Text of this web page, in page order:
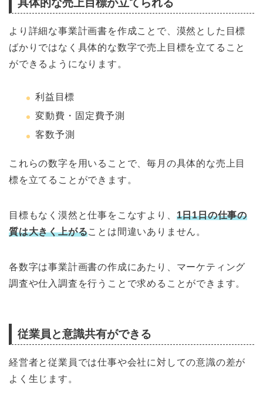
より詳細な事業計画書を作成ことで、漠然とした目標
ばかりではなく具体的な数字で売上目標を立てること
ができるようになります。
利益目標
変動費・固定費予測
客数予測
これらの数字を用いることで、毎月の具体的な売上目
標を立てることができます。
目標もなく漠然と仕事をこなすより、 1日1日の仕事の
質は大きく上がることは間違いありません。
各数字は事業計画書の作成にあたり、マーケティング
調査や仕入調査を行うことで求めることができます。
従業員と意識共有ができる
経営者と従業員では仕事や会社に対しての意識の差が
よく生じます。